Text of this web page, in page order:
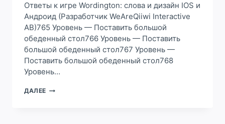
784,
785,
786,
787,
788
УРОВЕНЬ
–
УКРАСИТЬ
СТОЛ
Ответы к игре Wordington: слова и дизайн IOS и
Андроид (Разработчик WeAreQiiwi Interactive
AB)765 Уровень — Поставить большой
обеденный стол766 Уровень — Поставить
большой обеденный стол767 Уровень —
Поставить большой обеденный стол768
Уровень…
ДАЛЕЕ ОТВЕТЫ